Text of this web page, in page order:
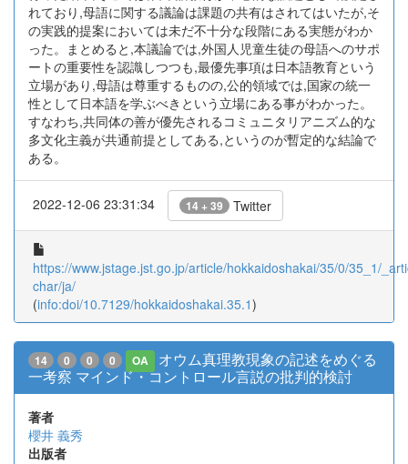
れており,母語に関する議論は課題の共有はされてはいたが,そ
の実践的提案においては未だ不十分な段階にある実態がわか
った。まとめると,本議論では,外国人児童生徒の母語へのサポ
ートの重要性を認識しつつも,最優先事項は日本語教育という
立場があり,母語は尊重するものの,公的領域では,国家の統一
性として日本語を学ぶべきという立場にある事がわかった。
すなわち,共同体の善が優先されるコミュニタリアニズム的な
多文化主義が共通前提としてある,というのが暫定的な結論で
ある。
2022-12-06 23:31:34 14 + 39 Twitter
https://www.jstage.jst.go.jp/article/hokkaidoshakai/35/0/35_1/
char/ja/
(info:doi/10.7129/hokkaidoshakai.35.1)
14 0 0 0 OA
オウム真理教現象の記述をめぐる
一考察 マインド・コントロール言説の批判的検討
著者
櫻井 義秀
出版者